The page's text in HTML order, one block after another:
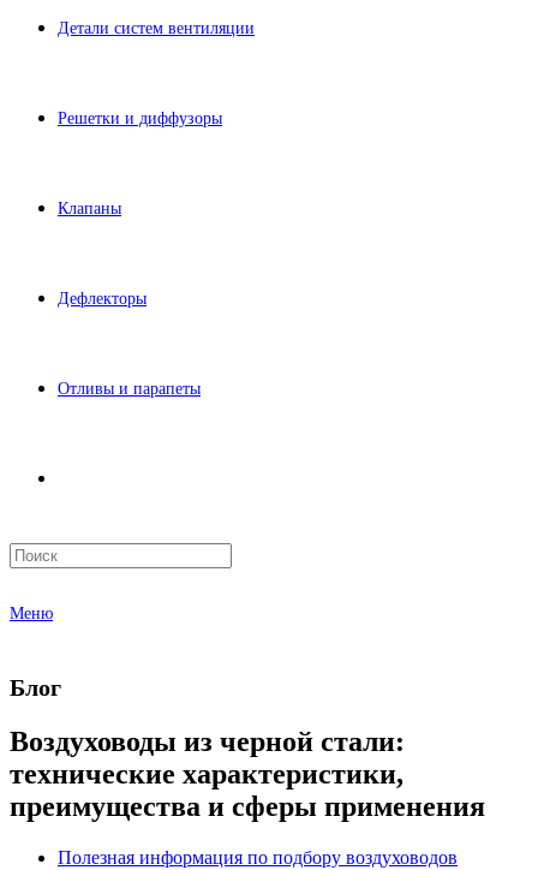
Детали систем вентиляции
Решетки и диффузоры
Клапаны
Дефлекторы
Отливы и парапеты
Меню
Блог
Воздуховоды из черной стали:
технические характеристики,
преимущества и сферы применения
Полезная информация по подбору воздуховодов